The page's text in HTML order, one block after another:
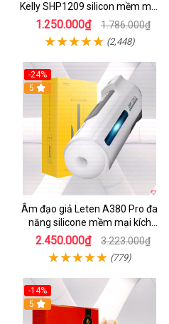
Kelly SHP1209 silicon mềm mại
tiện lợi
1.250.000₫ 1.786.000₫
(2,448)
-24%
5
Âm đạo giả Leten A380 Pro đa
năng silicone mềm mại kích
thích mạnh mẽ
2.450.000₫ 3.223.000₫
(779)
-14%
5